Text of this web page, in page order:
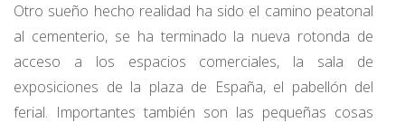
Otro sueño hecho realidad ha sido el camino peatonal
al cementerio, se ha terminado la nueva rotonda de
acceso a los espacios comerciales, la sala de
exposiciones de la plaza de España, el pabellón del
ferial. Importantes también son las pequeñas cosas